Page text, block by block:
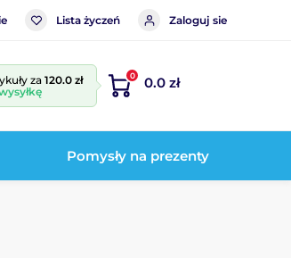
Lista życzeń Zaloguj sie
za120.0 zł
0 0.0 zł
Pomysły na prezenty